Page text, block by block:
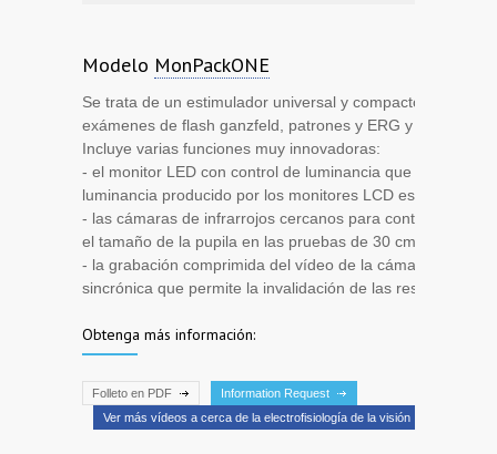
Modelo MonPackONE
Se trata de un estimulador universal y compacto que
exámenes de flash ganzfeld, patrones y ERG y PVE
Incluye varias funciones muy innovadoras:
- el monitor LED con control de luminancia que elimina el
luminancia producido por los monitores LCD estándar
- las cámaras de infrarrojos cercanos para controlar la
el tamaño de la pupila en las pruebas de 30 cm y 1 metro
- la grabación comprimida del vídeo de la cámara y su
sincrónica que permite la invalidación de las respuestas
Obtenga más información:
Folleto en PDF
Information Request
Ver más vídeos a cerca de la electrofisiología de la visión